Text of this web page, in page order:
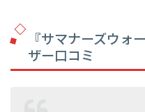
『サマナーズウォ
ザー口コミ